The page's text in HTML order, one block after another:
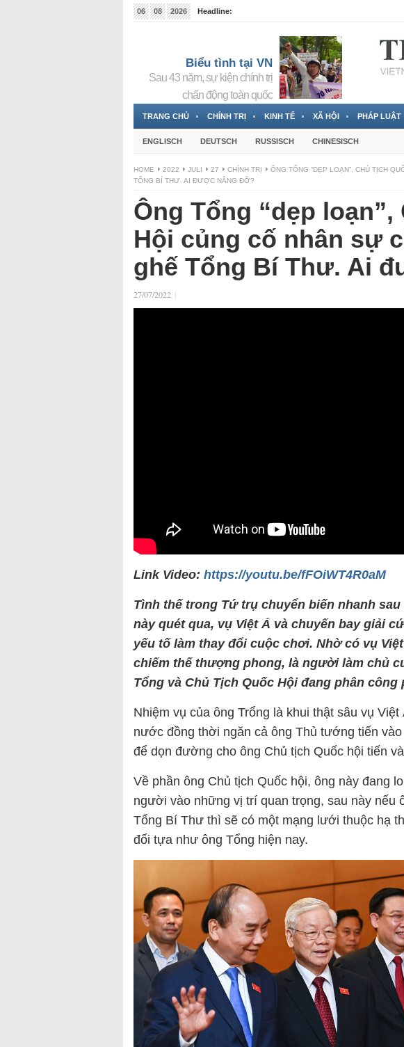
06 08 2026
Headline:
Biểu tình tại VN
Sau 43 năm, sự kiện chính trị
chấn động toàn quốc
TRANG CHỦ CHÍNH TRỊ KINH TẾ XÃ HỘI PHÁP LUẬT
ENGLISCH DEUTSCH RUSSISCH CHINESISCH
HOME 2022 JULI 27 CHÍNH TRỊ
ÔNG TỔNG “DẸP LOẠN”, CHỦ TỊCH
TỔNG BÍ THƯ. AI ĐƯỢC NÂNG ĐỠ?
Ông Tổng “dẹp
Hội củng cố nhân sự
ghế Tổng Bí Thư. Ai
27/07/2022 |
Link Video: https://youtu.be/fFOiWT4R0aM
Tình thế trong Tứ trụ chuyển biến nhanh
này quét qua, vụ Việt Á và chuyến bay giải
yếu tố làm thay đổi cuộc chơi. Nhờ có vụ
chiếm thế thượng phong, là người làm chủ
Tổng và Chủ Tịch Quốc Hội đang phân công
Nhiệm vụ của ông Trổng là khui thật sâu vụ
nước đồng thời ngăn cả ông Thủ tướng tiến
để dọn đường cho ông Chủ tịch Quốc hội tiến
Về phần ông Chủ tịch Quốc hội, ông này đang
người vào những vị trí quan trọng, sau này nếu
Tổng Bí Thư thì sẽ có một mạng lưới thuộc hạ
đối tựa như ông Tổng hiện nay.